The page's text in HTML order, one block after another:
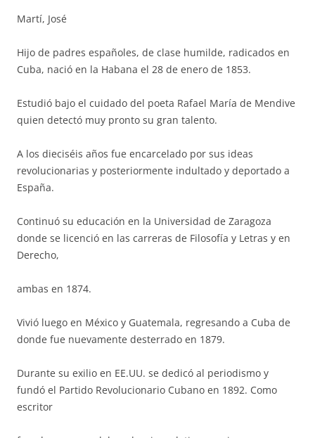
Martí, José
Hijo de padres españoles, de clase humilde, radicados en
Cuba, nació en la Habana el 28 de enero de 1853.
Estudió bajo el cuidado del poeta Rafael María de Mendive
quien detectó muy pronto su gran talento.
A los dieciséis años fue encarcelado por sus ideas
revolucionarias y posteriormente indultado y deportado a
España.
Continuó su educación en la Universidad de Zaragoza
donde se licenció en las carreras de Filosofía y Letras y en
Derecho,
ambas en 1874.
Vivió luego en México y Guatemala, regresando a Cuba de
donde fue nuevamente desterrado en 1879.
Durante su exilio en EE.UU. se dedicó al periodismo y
fundó el Partido Revolucionario Cubano en 1892. Como
escritor